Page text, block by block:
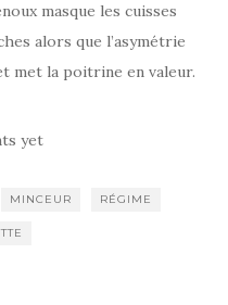
masque les cuisses
alors que l’asymétrie
met la poitrine en valeur.
yet
MINCEUR RÉGIME